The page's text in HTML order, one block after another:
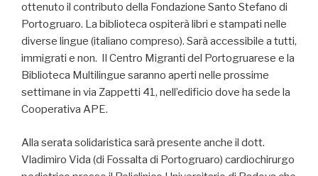
ottenuto il contributo della Fondazione Santo Stefano di
Portogruaro. La biblioteca ospiterà libri e stampati nelle
diverse lingue (italiano compreso). Sarà accessibile a tutti,
immigrati e non. Il Centro Migranti del Portogruarese e la
Biblioteca Multilingue saranno aperti nelle prossime
settimane in via Zappetti 41, nell’edificio dove ha sede la
Cooperativa APE.
Alla serata solidaristica sarà presente anche il dott.
Vladimiro Vida (di Fossalta di Portogruaro) cardiochirurgo